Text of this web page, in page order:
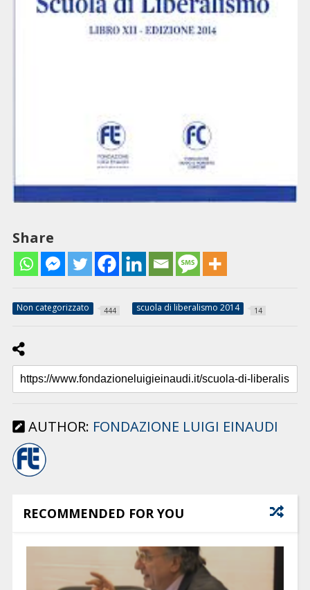
Share
Non categorizzato 444 scuola di liberalismo 2014 14
AUTHOR: FONDAZIONE LUIGI EINAUDI
RECOMMENDED FOR YOU